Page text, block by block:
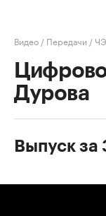
Видео / Передачи /
Дурова
Выпуск за